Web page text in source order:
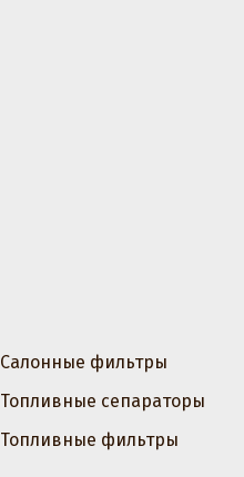
Салонные фильтры
Топливные сепараторы
Топливные фильтры